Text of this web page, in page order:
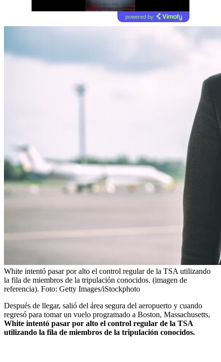
powered by
White intentó pasar por alto el control regular de la TSA utilizando
la fila de miembros de la tripulación conocidos. (imagen de
referencia). Foto: Getty Images/iStockphoto
Después de llegar, salió del área segura del aeropuerto y cuando
regresó para tomar un vuelo programado a Boston, Massachusetts,
White intentó pasar por alto el control regular de la TSA
utilizando la fila de miembros de la tripulación conocidos.